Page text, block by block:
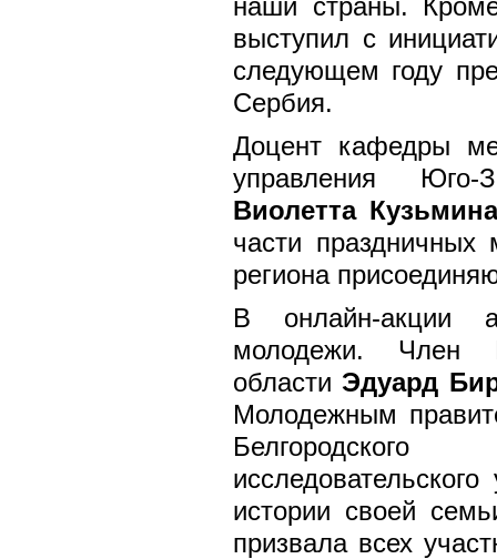
наши страны.
выступил с
следующем году
Сербия.
Доцент кафедры
управления Юго-
Виолетта Кузьмина
части праздничных
региона
В онлайн-акции
молодежи. Член
области Эдуард
Молодежным
истории своей
призвала всех